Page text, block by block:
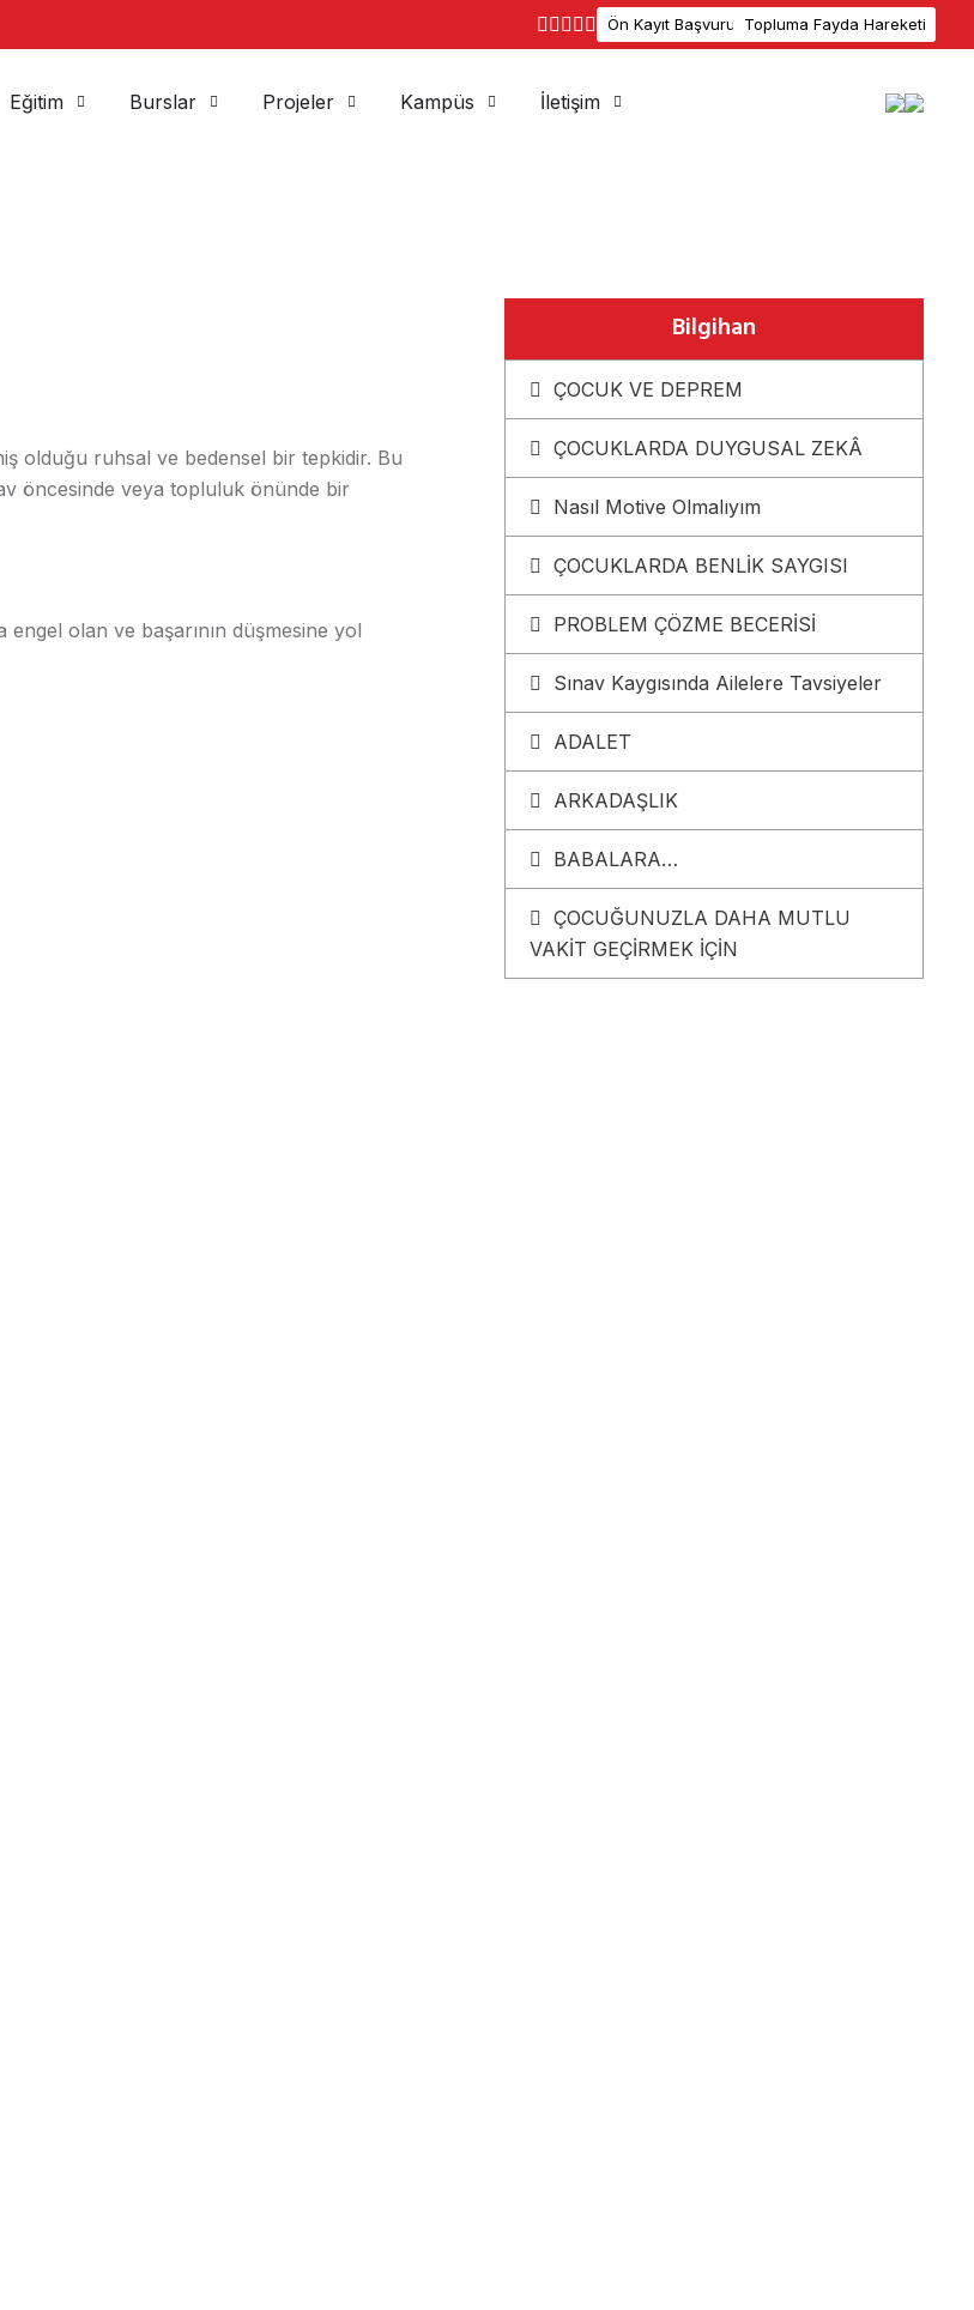
Ön Kayıt Başvuru Topluma Fayda Hareketi
Eğitim Burslar Projeler Kampüs İletişim
olduğu ruhsal ve bedensel bir tepkidir. Bu
öncesinde veya topluluk önünde bir
engel olan ve başarının düşmesine yol
Bilgihan
ÇOCUK VE DEPREM
ÇOCUKLARDA DUYGUSAL ZEKÂ
Nasıl Motive Olmalıyım
ÇOCUKLARDA BENLİK SAYGISI
PROBLEM ÇÖZME BECERİSİ
Sınav Kaygısında Ailelere Tavsiyeler
ADALET
ARKADAŞLIK
BABALARA…
ÇOCUĞUNUZLA DAHA MUTLU
VAKİT GEÇİRMEK İÇİN